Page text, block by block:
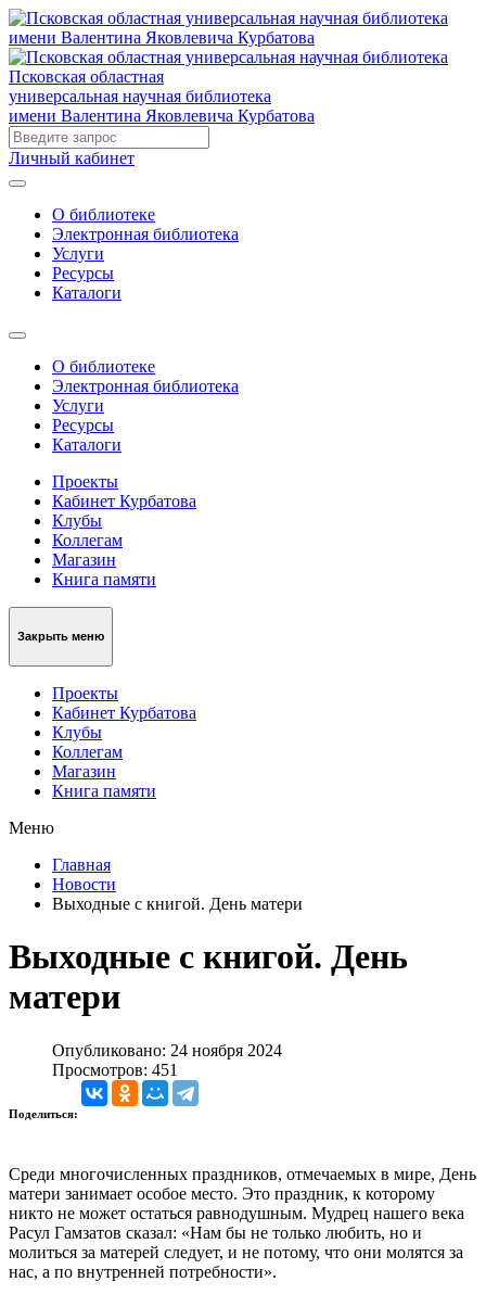
Псковская областная
универсальная научная библиотека
имени Валентина Яковлевича Курбатова
Личный кабинет
О библиотеке
Электронная библиотека
Услуги
Ресурсы
Каталоги
О библиотеке
Электронная библиотека
Услуги
Ресурсы
Каталоги
Проекты
Кабинет Курбатова
Клубы
Коллегам
Магазин
Книга памяти
Закрыть меню
Проекты
Кабинет Курбатова
Клубы
Коллегам
Магазин
Книга памяти
Меню
Главная
Новости
Выходные с книгой. День матери
Выходные с книгой. День
матери
Опубликовано: 24 ноября 2024
Просмотров: 451
Поделиться:
Среди многочисленных праздников, отмечаемых в мире, День
матери занимает особое место. Это праздник, к которому
никто не может остаться равнодушным. Мудрец нашего века
Расул Гамзатов сказал: «Нам бы не только любить, но и
молиться за матерей следует, и не потому, что они молятся за
нас, а по внутренней потребности».